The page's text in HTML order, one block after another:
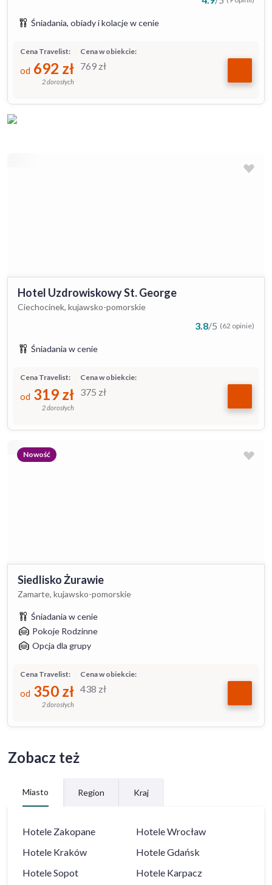
Śniadania, obiady i kolacje w cenie
Cena w obiekcie:
769 zł
Cena Travelist:
od 692 zł
2 dorosłych
Hotel Uzdrowiskowy St. George
Ciechocinek, kujawsko-pomorskie
3.8/5 (62 opinie)
Śniadania w cenie
Cena w obiekcie:
375 zł
Cena Travelist:
od 319 zł
2 dorosłych
Nowość
Siedlisko Żurawie
Zamarte, kujawsko-pomorskie
Śniadania w cenie
Pokoje Rodzinne
Opcja dla grupy
Cena w obiekcie:
438 zł
Cena Travelist:
od 350 zł
2 dorosłych
Zobacz też
Miasto Region Kraj
Hotele Zakopane HoteleWrocław
Hotele Kraków HoteleGdańsk
HoteleSopot Hotele Karpacz